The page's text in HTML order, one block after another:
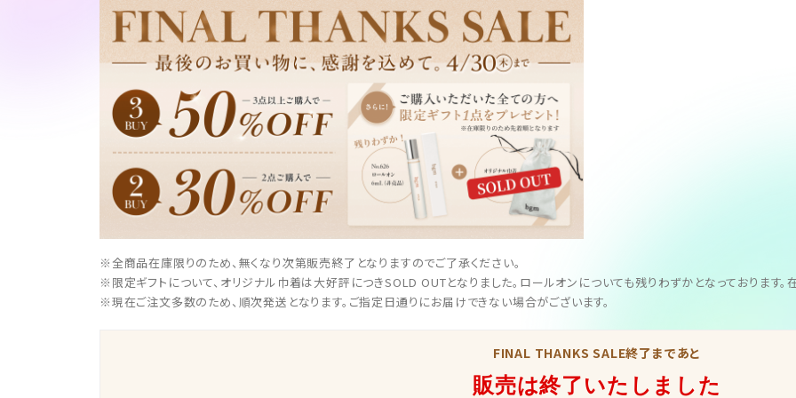
※全商品在庫限りのため、無くなり次第販売終了となりますのでご了承ください。
※限定ギフトについて、オリジナル巾着は大好評につきSOLD OUTとなりました。ロールオンについても残りわずかとなっております
※現在ご注文多数のため、順次発送となります。ご指定日通りにお届けできない場合がございます。
FINAL THANKS SALE終了まであと
販売は終了いたしました